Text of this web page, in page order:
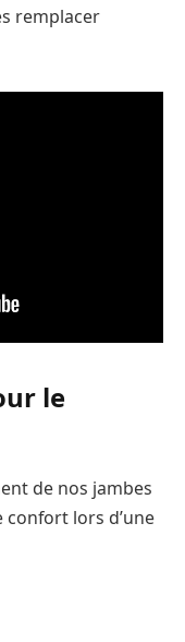
remplacer
le
de nos jambes
lors d’une